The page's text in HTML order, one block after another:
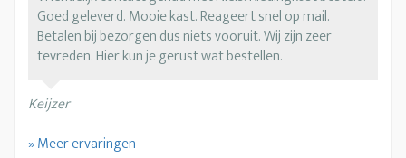
Goed geleverd. Mooie kast. Reageert snel op mail.
Betalen bij bezorgen dus niets vooruit. Wij zijn zeer
tevreden. Hier kun je gerust wat bestellen.
Keijzer
» Meer ervaringen